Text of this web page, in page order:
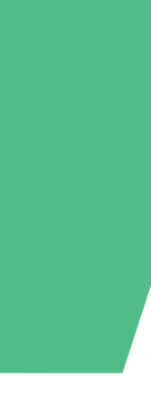
nach Bedarf mit